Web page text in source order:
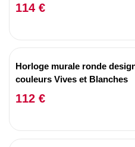
114 €
Horloge murale ronde
couleurs Vives et Blanches
112 €